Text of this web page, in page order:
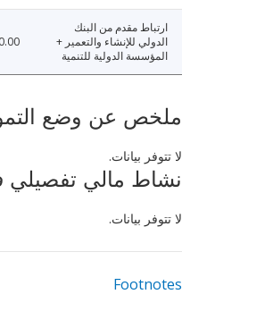
ارتباط مقدم من البنك
الدولي للإنشاء والتعمير +
المؤسسة الدولية للتنمية
ملخص عن وضع التمويل
لا تتوفر بيانات.
نشاط مالي تفصيلي في 2026/
لا تتوفر بيانات.
Footnotes